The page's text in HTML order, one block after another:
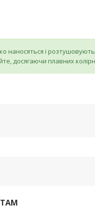
наносяться і
досягаючи плавних